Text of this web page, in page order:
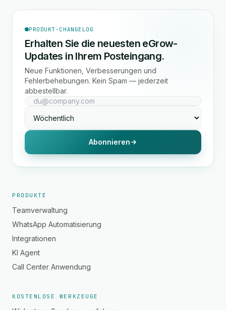
PRODUKT-CHANGELOG
Erhalten Sie die neuesten eGrow-
Updates in Ihrem Posteingang.
Neue Funktionen, Verbesserungen und
Fehlerbehebungen. Kein Spam — jederzeit
abbestellbar.
Abonnieren
PRODUKTE
Teamverwaltung
WhatsApp Automatisierung
Integrationen
KI Agent
Call Center Anwendung
KOSTENLOSE WERKZEUGE